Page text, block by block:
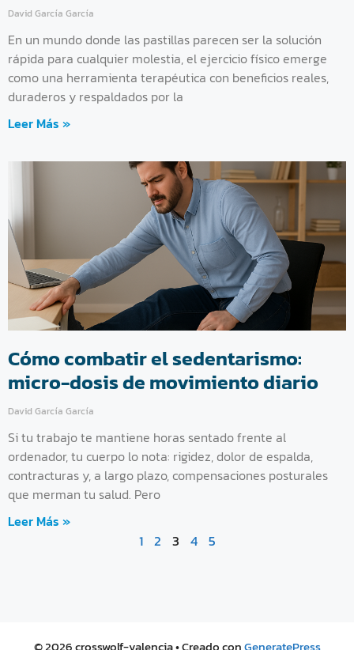
David García García
En un mundo donde las pastillas parecen ser la solución
rápida para cualquier molestia, el ejercicio físico emerge
como una herramienta terapéutica con beneficios reales,
duraderos y respaldados por la
Leer Más »
Cómo combatir el sedentarismo:
micro-dosis de movimiento diario
David García García
Si tu trabajo te mantiene horas sentado frente al
ordenador, tu cuerpo lo nota: rigidez, dolor de espalda,
contracturas y, a largo plazo, compensaciones posturales
que merman tu salud. Pero
Leer Más »
1 2 3 4 5
© 2026 crosswolf-valencia• Creado conGeneratePress